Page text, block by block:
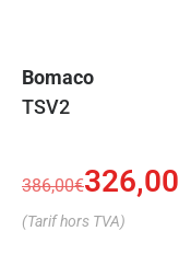
Bomaco
TSV2
386,00€326,00
(Tarif hors TVA)